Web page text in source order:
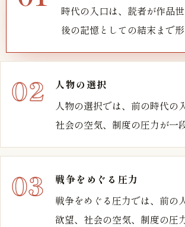
時代の入口は、読者が作品
後の記憶としての結末まで
人物の選択
人物の選択では、前の時代の
社会の空気、制度の圧力が一
戦争をめぐる圧力
戦争をめぐる圧力では、前の
欲望、社会の空気、制度の圧